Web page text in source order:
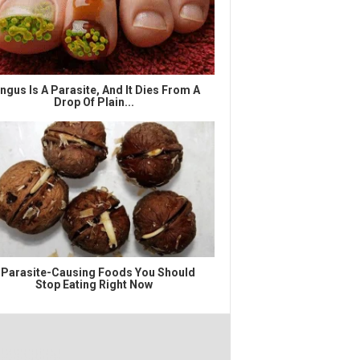
Is A Parasite, And It Dies From A
Drop Of Plain...
Causing Foods You Should
Stop Eating Right Now